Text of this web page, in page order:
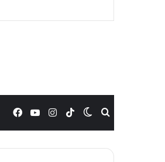
Switch
skin
TikTok
Instagram
YouTube
Facebook